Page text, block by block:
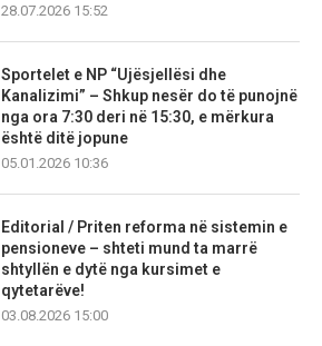
28.07.2026 15:52
Sportelet e NP “Ujësjellësi dhe
Kanalizimi” – Shkup nesër do të punojnë
nga ora 7:30 deri në 15:30, e mërkura
është ditë jopune
05.01.2026 10:36
Editorial / Priten reforma në sistemin e
pensioneve – shteti mund ta marrë
shtyllën e dytë nga kursimet e
qytetarëve!
03.08.2026 15:00